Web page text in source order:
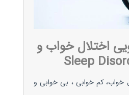
اختلال خواب و
خواب، کم خوابی ، بی خوابی و